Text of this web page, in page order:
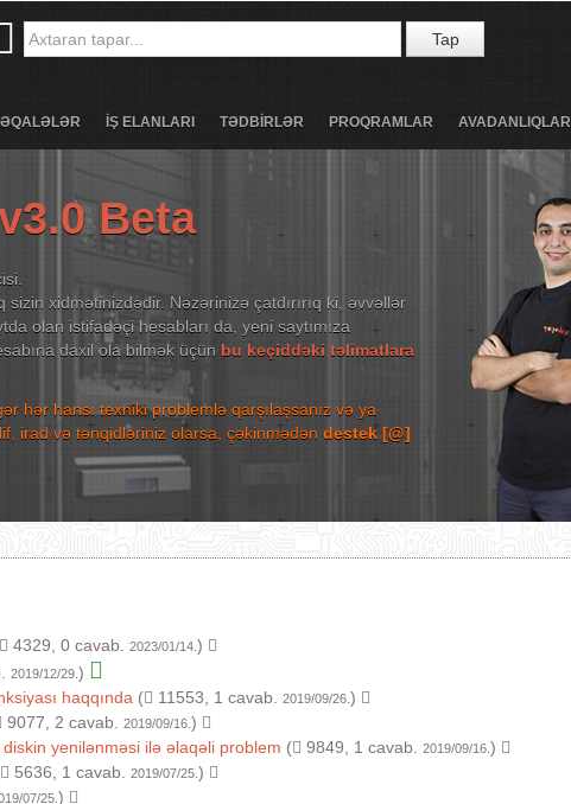
Tap
İŞ ELANLARI TƏDBİRLƏR PROQRAMLAR AVADANLIQLAR
Beta
sizin xidmətinizdədir. Nəzərinizə çatdırırıq ki, əvvəllər
olan istifadəçi hesabları da, yeni saytımıza
daxil ola bilmək üçün bu keçiddəki təlimatlara
hər hansı texniki problemlə qarşılaşsanız və ya
irad və tənqidləriniz olarsa, çəkinmədən destek [@]
4329, 0 cavab. 2023/01/14. )
2019/12/29. )
haqqında ( 11553, 1 cavab. 2019/09/26. )
9077, 2 cavab. 2019/09/16. )
diskin yenilənməsi ilə əlaqəli problem ( 9849, 1 cavab. 2019/09/16. )
5636, 1 cavab. 2019/07/25. )
07/25. )